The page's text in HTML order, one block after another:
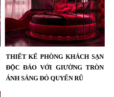
THIẾT KẾ PHÒNG KHÁCH SẠN
ĐỘC ĐÁO VỚI GIƯỜNG TRÒN
ÁNH SÁNG ĐỎ QUYẾN RŨ